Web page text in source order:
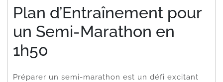
Plan d’Entraînement pour
un Semi-Marathon en
1h50
Préparer un semi-marathon est un défi excitant